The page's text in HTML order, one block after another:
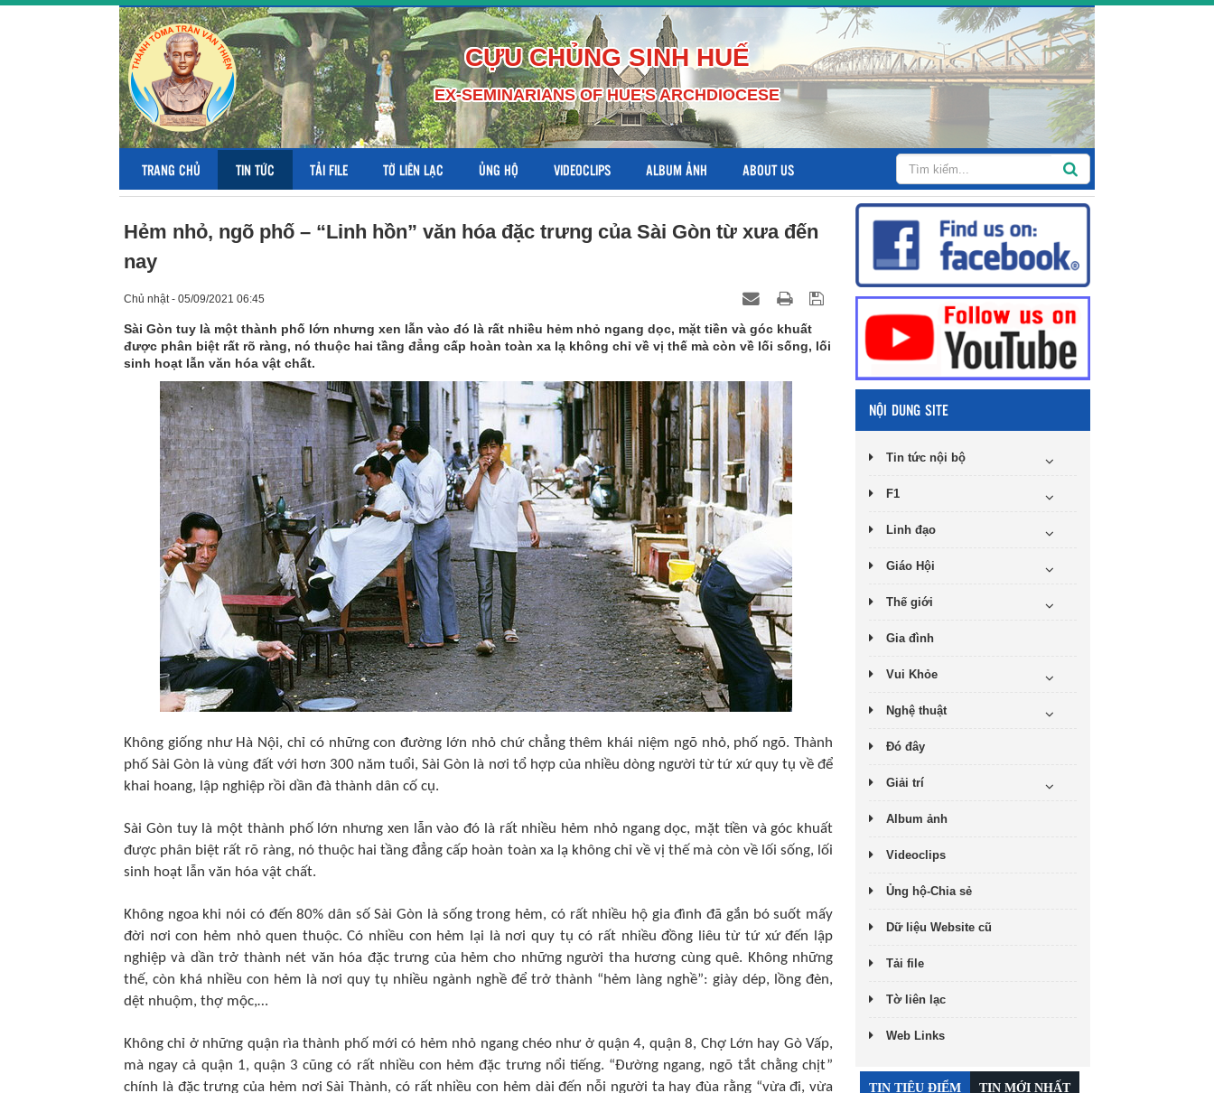
CỰU CHỦNG SINH HUẾ
EX-SEMINARIANS OF HUE'S ARCHDIOCESE
TRANG CHỦ TIN TỨC TẢI FILE TỜ LIÊN LẠC ỦNG HỘ VIDEOCLIPS ALBUM ẢNH ABOUT US
Hẻm nhỏ, ngõ phố – “Linh hồn” văn hóa đặc trưng của Sài Gòn từ xưa đến
nay
Chủ nhật - 05/09/2021 06:45
Sài Gòn tuy là một thành phố lớn nhưng xen lẫn vào đó là rất nhiều hẻm nhỏ ngang dọc, mặt tiền và góc khuất
được phân biệt rất rõ ràng, nó thuộc hai tầng đẳng cấp hoàn toàn xa lạ không chỉ về vị thế mà còn về lối sống, lối
sinh hoạt lẫn văn hóa vật chất.
Không giống như Hà Nội, chỉ có những con đường lớn nhỏ chứ chẳng thêm khái niệm ngõ nhỏ, phố ngõ. Thành
phố Sài Gòn là vùng đất với hơn 300 năm tuổi, Sài Gòn là nơi tổ hợp của nhiều dòng người từ tứ xứ quy tụ về để
khai hoang, lập nghiệp rồi dần đà thành dân cố cụ.
Sài Gòn tuy là một thành phố lớn nhưng xen lẫn vào đó là rất nhiều hẻm nhỏ ngang dọc, mặt tiền và góc khuất
được phân biệt rất rõ ràng, nó thuộc hai tầng đẳng cấp hoàn toàn xa lạ không chỉ về vị thế mà còn về lối sống, lối
sinh hoạt lẫn văn hóa vật chất.
Không ngoa khi nói có đến 80% dân số Sài Gòn là sống trong hẻm, có rất nhiều hộ gia đình đã gắn bó suốt mấy
đời nơi con hẻm nhỏ quen thuộc. Có nhiều con hẻm lại là nơi quy tụ có rất nhiều đồng liêu từ tứ xứ đến lập
nghiệp và dần trở thành nét văn hóa đặc trưng của hẻm cho những người tha hương cùng quê. Không những
thế, còn khá nhiều con hẻm là nơi quy tụ nhiều ngành nghề để trở thành “hẻm làng nghề”: giày dép, lồng đèn,
dệt nhuộm, thợ mộc,…
Không chỉ ở những quận rìa thành phố mới có hẻm nhỏ ngang chéo như ở quận 4, quận 8, Chợ Lớn hay Gò Vấp,
mà ngay cả quận 1, quận 3 cũng có rất nhiều con hẻm đặc trưng nổi tiếng. “Đường ngang, ngõ tắt chằng chịt”
chính là đặc trưng của hẻm nơi Sài Thành, có rất nhiều con hẻm dài đến nỗi người ta hay đùa rằng “vừa đi, vừa
NỘI DUNG SITE
Tin tức nội bộ
F1
Linh đạo
Giáo Hội
Thế giới
Gia đình
Vui Khỏe
Nghệ thuật
Đó đây
Giải trí
Album ảnh
Videoclips
Ủng hộ-Chia sẻ
Dữ liệu Website cũ
Tải file
Tờ liên lạc
Web Links
TIN TIÊU ĐIỂM TIN MỚI NHẤT